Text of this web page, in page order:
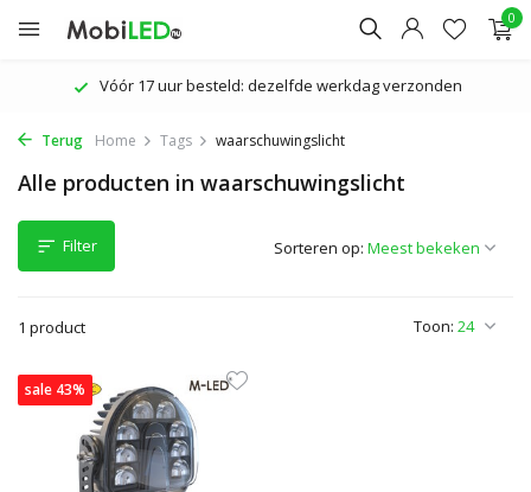
0
Vóór 17 uur besteld: dezelfde werkdag verzonden
Terug Home Tags waarschuwingslicht
Alle producten in waarschuwingslicht
Filter
1 product Toon:
Sorteren op:
sale 43%